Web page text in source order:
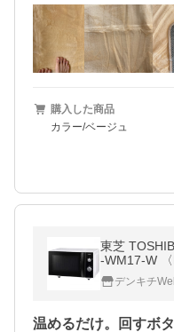
購入した商品
カラー/ベージュ
東芝
-WM17-W 〈
デンキチ
温めるだけ。回すボ